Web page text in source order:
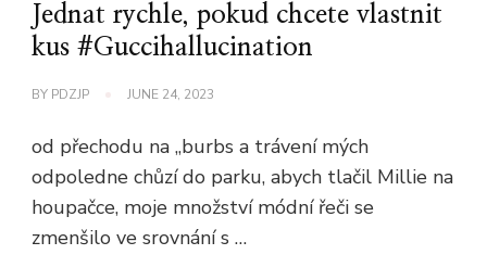
Jednat rychle, pokud chcete vlastnit
kus #Guccihallucination
BY PDZJP JUNE 24, 2023
od přechodu na „burbs a trávení mých
odpoledne chůzí do parku, abych tlačil Millie na
houpačce, moje množství módní řeči se
zmenšilo ve srovnání s …